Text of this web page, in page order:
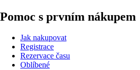
Pomoc s prvním nákupem
Jak nakupovat
Registrace
Rezervace času
Oblíbené